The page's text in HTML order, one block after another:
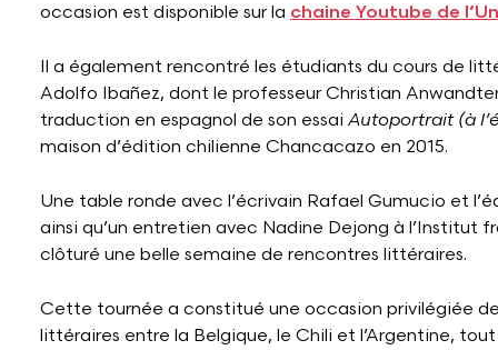
occasion est disponible sur la chaine Youtube de
Il a également rencontré les étudiants du cours de
Adolfo Ibañez, dont le professeur Christian
traduction en espagnol de son essai Autoportrait (à
maison d’édition chilienne Chancacazo en 2015.
Une table ronde avec l’écrivain Rafael Gumucio et
ainsi qu’un entretien avec Nadine Dejong à l’Institut
clôturé une belle semaine de rencontres littéraires.
Cette tournée a constitué une occasion privilégiée
littéraires entre la Belgique, le Chili et l’Argentine,